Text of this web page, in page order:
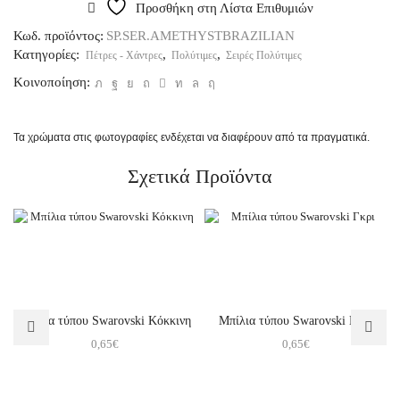
Προσθήκη στη Λίστα Επιθυμιών
Κωδ. προϊόντος: SP.SER.AMETHYSTBRAZILIAN
Κατηγορίες: Πέτρες - Χάντρες, Πολύτιμες, Σειρές Πολύτιμες
Κοινοποίηση:
Τα χρώματα στις φωτογραφίες ενδέχεται να διαφέρουν από τα πραγματικά.
Σχετικά Προϊόντα
Μπίλια τύπου Swarovski Κόκκινη
0,65€
Μπίλια τύπου Swarovski Γκρι
0,65€